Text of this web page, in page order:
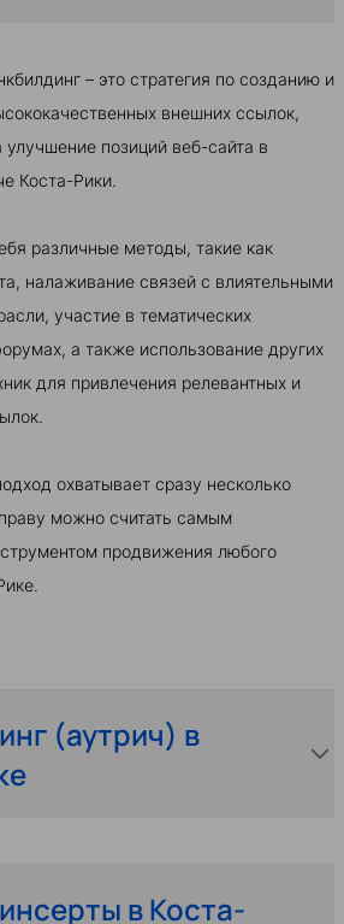
– это стратегия по созданию и
внешних ссылок,
улучшение позиций веб-сайта в
Коста-Рики.
различные методы, такие как
налаживание связей с влиятельными
участие в тематических
а также использование других
для привлечения релевантных и
охватывает сразу несколько
можно считать самым
продвижения любого
(аутрич) в
в Коста-